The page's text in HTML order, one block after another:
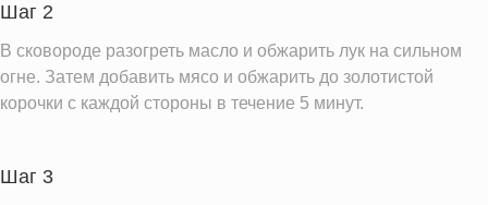
Шаг 2
В сковороде разогреть масло и обжарить лук на сильном
огне. Затем добавить мясо и обжарить до золотистой
корочки с каждой стороны в течение 5 минут.
Шаг 3